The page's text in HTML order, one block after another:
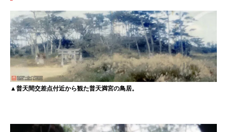
▲普天間交差点付近から観た普天満宮の鳥居。